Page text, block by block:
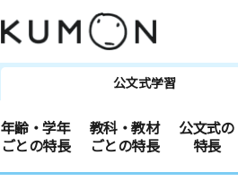
公文式学習
年齢・学年
ごとの特長
教科・教材
ごとの特長
公文式の
特長